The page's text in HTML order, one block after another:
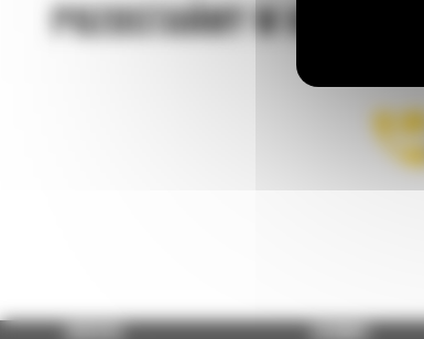
POZOSTAŃMY W KONTAKCIE
OFERTA SERWIS